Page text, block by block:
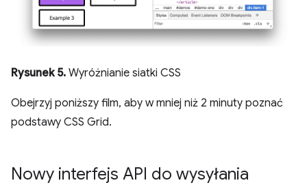
Rysunek 5. Wyróżnianie siatki CSS
Obejrzyj poniższy film, aby w mniej niż 2 minuty poznać
podstawy CSS Grid.
Nowy interfejs API do wysyłania